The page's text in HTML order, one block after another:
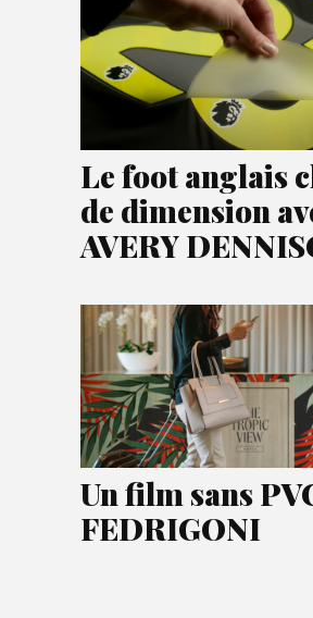
Le foot anglais
de dimension
AVERY
Un film sans
FEDRIGONI